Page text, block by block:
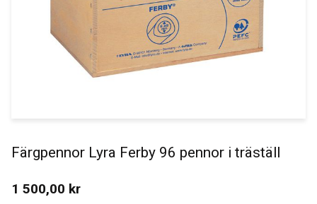
Färgpennor Lyra Ferby 96 pennor i träställ
1 500,00 kr